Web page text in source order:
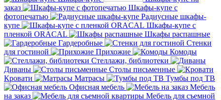
заказ
Шкафы-купе с
фотопечатью
Радиусные шкафы-
купе
Шкафы-купе с
пленкой ORACAL
Шкафы распашные
Гардеробные
Стенки
для гостиной
Прихожие
Комоды
Стеллажи, библиотеки
Диваны
Столы письменные
Кровати
Матрасы
Тумбы под ТВ
Офисная мебель
Мебель
на заказ
Мебель для съемной